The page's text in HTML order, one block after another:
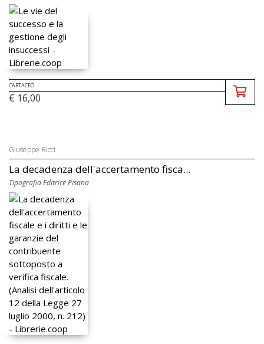
CARTACEO
€ 16,00
Giuseppe Ricci
La decadenza dell'accertamento fisca...
Tipografia Editrice Pisana